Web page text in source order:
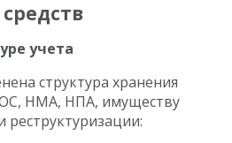
учета
структура хранения
НМА, НПА, имуществу